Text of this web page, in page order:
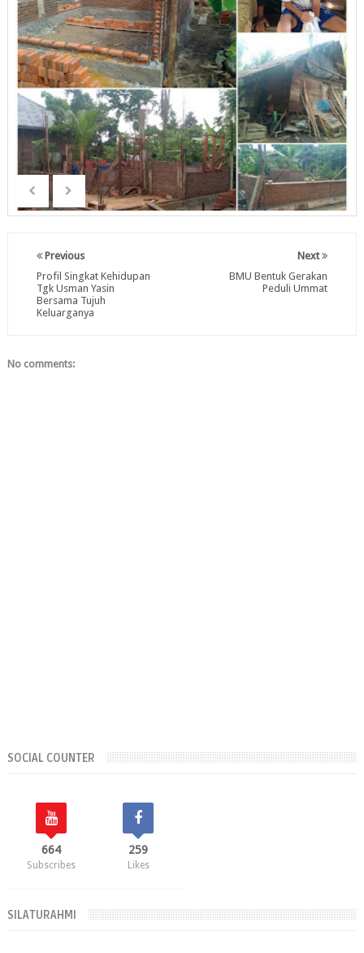
Next
BMU Bentuk Gerakan
Peduli Ummat
Previous
Profil Singkat Kehidupan
Tgk Usman Yasin
Bersama Tujuh
Keluarganya
No comments:
SOCIAL COUNTER
664
Subscribes
259
Likes
SILATURAHMI